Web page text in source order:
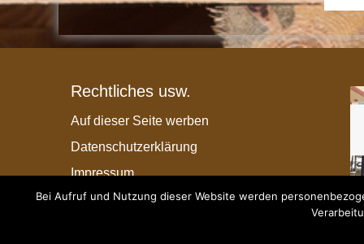
Rechtliches usw.
Auf dieser Seite werben
Datenschutzerklärung
Impressum
Bei Aufruf und Nutzung dieser Website werden